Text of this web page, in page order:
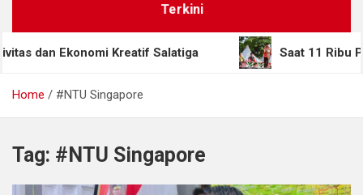
Terkini
Ekonomi Kreatif Salatiga Saat 11 Ribu Pesilat
Home #NTU Singapore
Tag: #NTU Singapore